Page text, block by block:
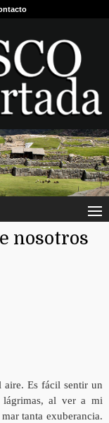
nosotros
aire. Es fácil sentir un
lágrimas, al ver a mi
tanta exuberancia.